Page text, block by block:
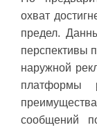
охват
предел.
перспективы
наружной
платформы
сообщений